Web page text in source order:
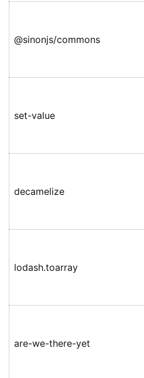
@sinonjs/commons
set-value
decamelize
lodash.toarray
are-we-there-yet